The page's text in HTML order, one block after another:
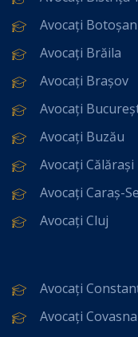
Avocați
Avocați Brăila
Avocați Brașov
Avocați
Avocați Buzău
Avocați Călărași
Avocați Caraș-
Avocați Cluj
Avocați
Avocați Covasna